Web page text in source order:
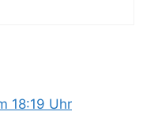
18:19 Uhr